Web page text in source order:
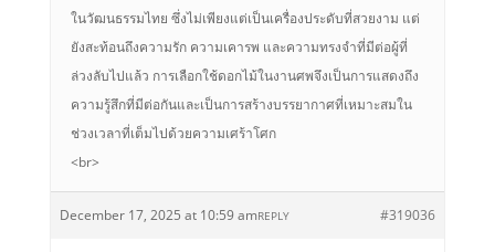
ในวัฒนธรรมไทย ซึ่งไม่เพียงแต่เป็นเครื่องประดับที่สวยงาม แต่
ยังสะท้อนถึงความรัก ความเคารพ และความทรงจำที่มีต่อผู้ที่
ล่วงลับไปแล้ว การเลือกใช้ดอกไม้ในงานศพจึงเป็นการแสดงถึง
ความรู้สึกที่มีต่อกันและเป็นการสร้างบรรยากาศที่เหมาะสมใน
ช่วงเวลาที่เต็มไปด้วยความเศร้าโศก
<br>
December 17, 2025 at 10:59 am #319036
REPLY